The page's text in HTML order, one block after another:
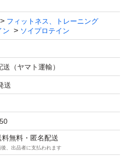
フィットネス、トレーニング
ン
ソイプロテイン
（ヤマト運輸）
送
無料・匿名配送
、出品者に支払われます